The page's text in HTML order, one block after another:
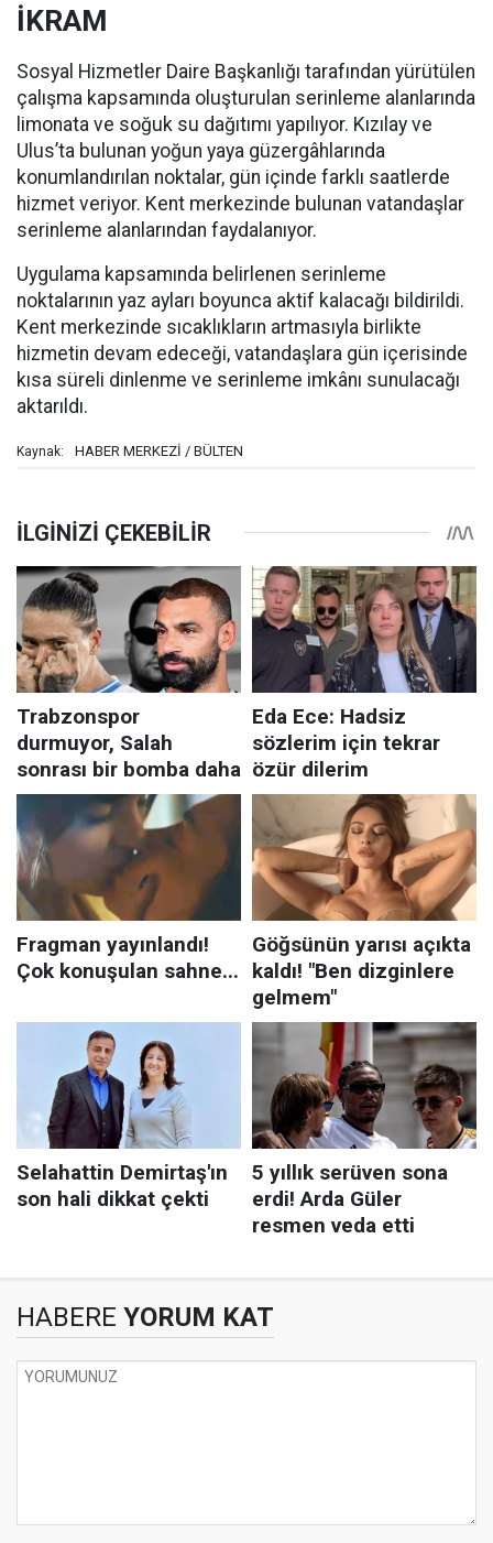
İKRAM
Sosyal Hizmetler Daire Başkanlığı tarafından yürütülen
çalışma kapsamında oluşturulan serinleme alanlarında
limonata ve soğuk su dağıtımı yapılıyor. Kızılay ve
Ulus’ta bulunan yoğun yaya güzergâhlarında
konumlandırılan noktalar, gün içinde farklı saatlerde
hizmet veriyor. Kent merkezinde bulunan vatandaşlar
serinleme alanlarından faydalanıyor.
Uygulama kapsamında belirlenen serinleme
noktalarının yaz ayları boyunca aktif kalacağı bildirildi.
Kent merkezinde sıcaklıkların artmasıyla birlikte
hizmetin devam edeceği, vatandaşlara gün içerisinde
kısa süreli dinlenme ve serinleme imkânı sunulacağı
aktarıldı.
Kaynak: HABER MERKEZİ / BÜLTEN
HABERE YORUM KAT